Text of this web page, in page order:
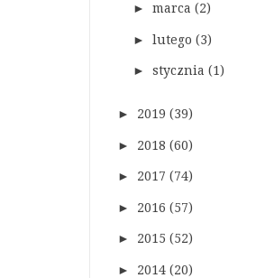
► marca (2)
► lutego (3)
► stycznia (1)
► 2019 (39)
► 2018 (60)
► 2017 (74)
► 2016 (57)
► 2015 (52)
► 2014 (20)